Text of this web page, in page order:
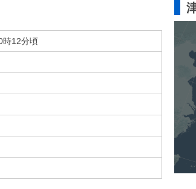
時12分頃